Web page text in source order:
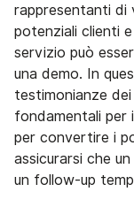
rappresentanti di
potenziali clienti
servizio può
una demo. In
testimonianze
fondamentali per
per convertire i
assicurarsi che
un follow-up